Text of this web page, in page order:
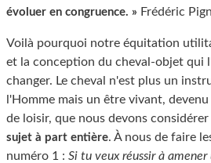
évoluer en congruence. » Frédéric
Voilà pourquoi notre équitation
et la conception du cheval-objet qui
changer. Le cheval n'est plus un
l'Homme mais un être vivant,
de loisir, que nous devons
sujet à part entière. À nous de faire
numéro 1 : Si tu veux réussir à